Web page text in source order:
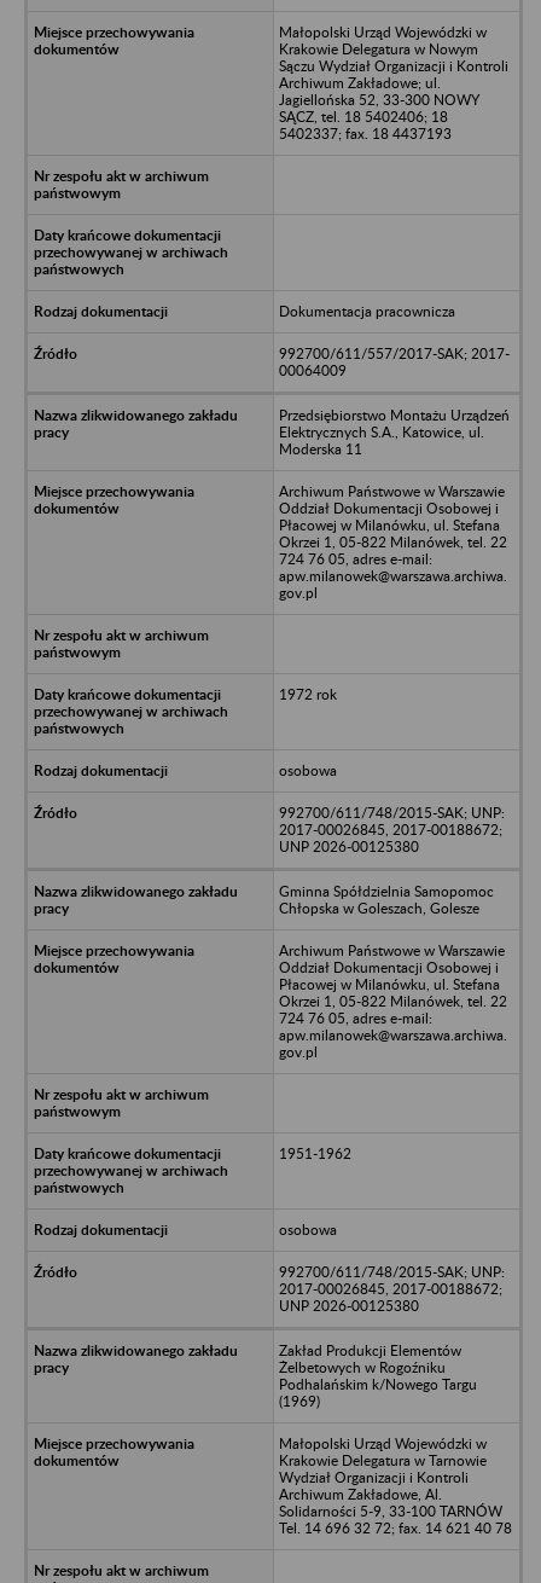
Małopolski Urząd Wojewódzki w
Krakowie Delegatura w Nowym
Sączu Wydział Organizacji i Kontroli
Archiwum Zakładowe; ul.
Jagiellońska 52, 33-300 NOWY
SĄCZ, tel. 18 5402406; 18
5402337; fax. 18 4437193
Dokumentacja pracownicza
992700/611/557/2017-SAK; 2017-
00064009
Przedsiębiorstwo Montażu Urządzeń
Elektrycznych S.A., Katowice, ul.
Moderska 11
Archiwum Państwowe w Warszawie
Oddział Dokumentacji Osobowej i
Płacowej w Milanówku, ul. Stefana
Okrzei 1, 05-822 Milanówek, tel. 22
724 76 05, adres e-mail:
apw.milanowek@warszawa.archiwa.
gov.pl
1972 rok
osobowa
992700/611/748/2015-SAK; UNP:
2017-00026845, 2017-00188672;
UNP 2026-00125380
Gminna Spółdzielnia Samopomoc
Chłopska w Goleszach, Golesze
Archiwum Państwowe w Warszawie
Oddział Dokumentacji Osobowej i
Płacowej w Milanówku, ul. Stefana
Okrzei 1, 05-822 Milanówek, tel. 22
724 76 05, adres e-mail:
apw.milanowek@warszawa.archiwa.
gov.pl
1951-1962
osobowa
992700/611/748/2015-SAK; UNP:
2017-00026845, 2017-00188672;
UNP 2026-00125380
Zakład Produkcji Elementów
Żelbetowych w Rogoźniku
Podhalańskim k/Nowego Targu
(1969)
Małopolski Urząd Wojewódzki w
Krakowie Delegatura w Tarnowie
Wydział Organizacji i Kontroli
Archiwum Zakładowe, Al.
Solidarności 5-9, 33-100 TARNÓW
Tel. 14 696 32 72; fax. 14 621 40 78